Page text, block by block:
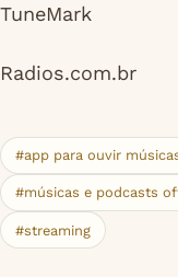
TuneMark
Radios.com.br
#app para ouvir
#músicas e podcasts
#streaming